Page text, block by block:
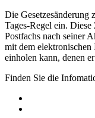
Die Gesetzesänderung
Tages-Regel ein.
Postfachs nach seiner
mit dem elektronischen
einholen kann, denen
Finden Sie die